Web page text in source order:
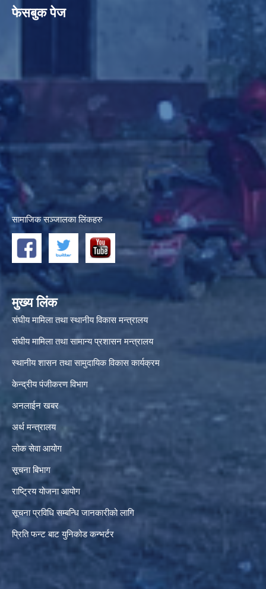
फेसबुक पेज
सामाजिक सञ्जालका लिंकहरु
मुख्य लिंक
संघीय मामिला तथा स्थानीय विकास मन्त्रालय
संघीय मामिला तथा सामान्य प्रशासन मन्त्रालय
स्थानीय शासन तथा सामुदायिक विकास कार्यक्रम
केन्द्रीय पंजीकरण विभाग
अनलाईन खबर
अर्थ मन्त्रालय
लोक सेवा आयोग
सूचना बिभाग
राष्ट्रिय योजना आयोग
सूचना प्रविधि सम्बन्धि जानकारीको लागि
प्रिति फन्ट बाट युनिकोड कन्भर्टर